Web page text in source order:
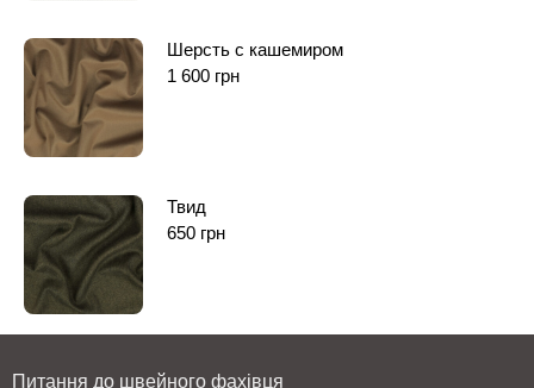
Шерсть с кашемиром
1 600 грн
Твид
650 грн
Питання до швейного фахівця